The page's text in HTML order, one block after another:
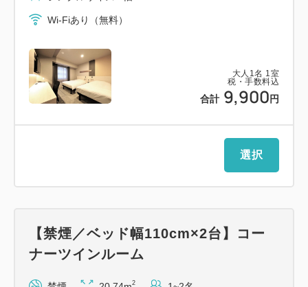
大人 1 名 1 室
税・手数料込
合計 9,900 円
Wi-Fiあり（無料）
選択
【禁煙／ベッド幅110cm×2台】コー
ナーツインルーム
2